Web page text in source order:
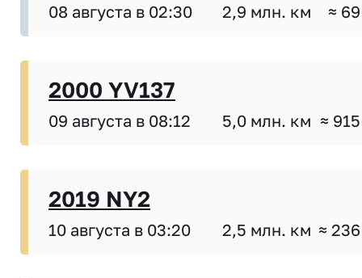
08 августа в 02:30 2,9 млн. км ≈
2000 YV137
09 августа в 08:12 5,0 млн. км ≈
2019 NY2
10 августа в 03:20 2,5 млн. км ≈